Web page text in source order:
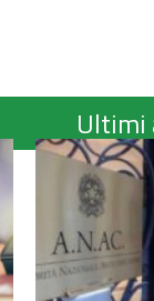
Ultimi